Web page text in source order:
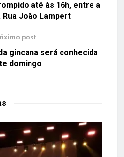
até às 16h, entre a
Rua João Lampert
post
gincana será conhecida
domingo